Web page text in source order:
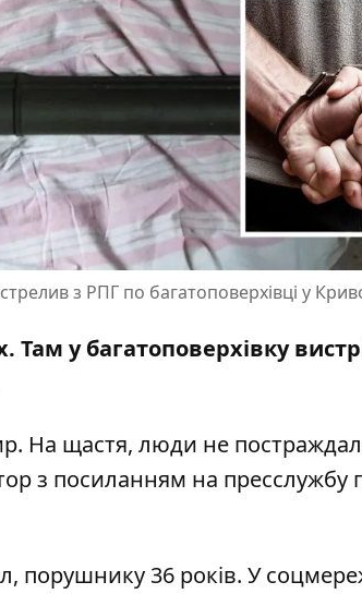
з РПГ по багатоповерхівці у
Там у багатоповерхівку
На щастя, люди не
з посиланням на пресслужбу
порушнику 36 років. У